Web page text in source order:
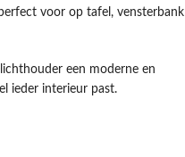
voor op tafel, vensterbank
een moderne en
ieder interieur past.